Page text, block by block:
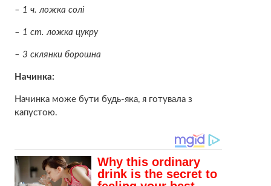
– 1 ч. ложка солі
– 1 ст. ложка цукру
– 3 склянки борошна
Начинка:
Начинка може бути будь-яка, я готувала з
капустою.